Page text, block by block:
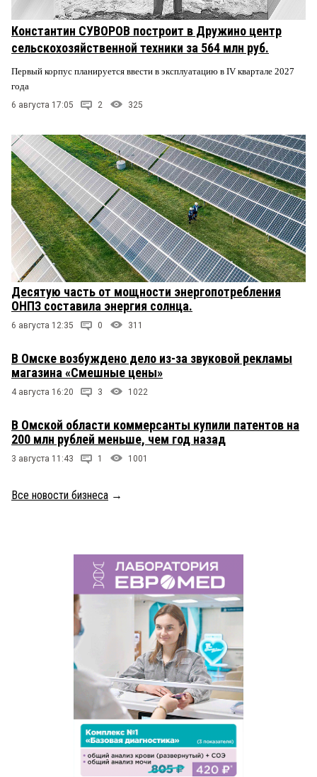
Константин СУВОРОВ построит в Дружино центр
сельскохозяйственной техники за 564 млн руб.
Первый корпус планируется ввести в эксплуатацию в IV квартале 2027
года
6 августа 17:05 2 325
Десятую часть от мощности энергопотребления
ОНПЗ составила энергия солнца.
6 августа 12:35 0 311
В Омске возбуждено дело из-за звуковой рекламы
магазина «Смешные цены»
4 августа 16:20 3 1022
В Омской области коммерсанты купили патентов на
200 млн рублей меньше, чем год назад
3 августа 11:43 1 1001
Все новости бизнеса →